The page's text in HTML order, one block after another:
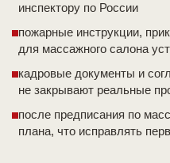
инспектору по России
пожарные инструкции,
для массажного салона
кадровые документы и
не закрывают реальные
после предписания по
плана, что исправлять